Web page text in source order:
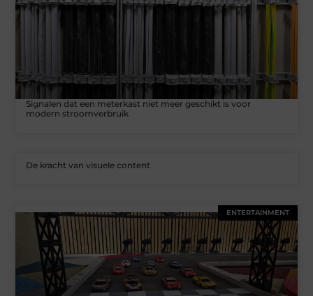
Signalen dat een meterkast niet meer geschikt is voor
modern stroomverbruik
De kracht van visuele content
ENTERTAINMENT